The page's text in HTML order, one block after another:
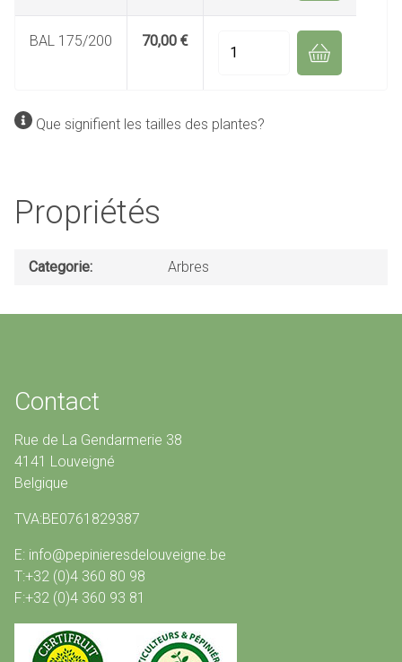
BAL 175/200 70,00 €
Que signifient les tailles des plantes?
Propriétés
Categorie Arbres
Contact
Rue de La Gendarmerie 38
4141 Louveigné
Belgique
TVA:BE0761829387
E: info@pepinieresdelouveigne.be
T:+32 (0)4 360 80 98
F:+32 (0)4 360 93 81